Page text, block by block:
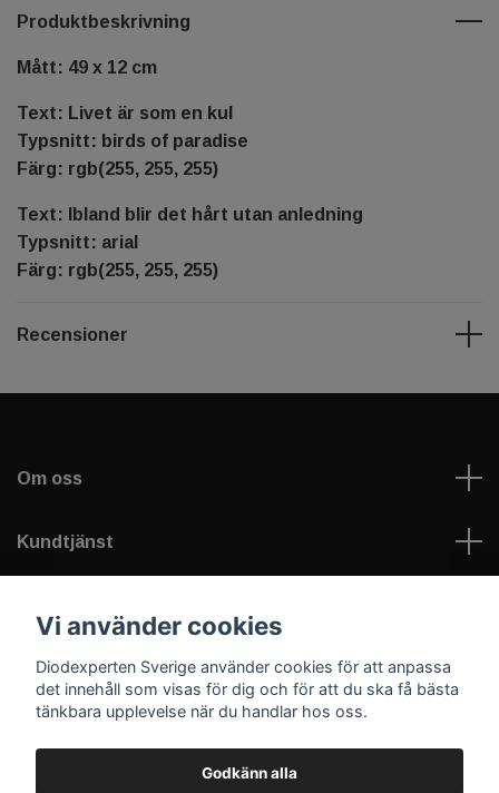
Produktbeskrivning
Mått: 49 x 12 cm
Text: Livet är som en kul
Typsnitt: birds of paradise
Färg: rgb(255, 255, 255)
Text: Ibland blir det hårt utan anledning
Typsnitt: arial
Färg: rgb(255, 255, 255)
Recensioner
Om oss
Kundtjänst
Sociala medier
Vi använder cookies
Diodexperten Sverige använder cookies för att anpassa
det innehåll som visas för dig och för att du ska få bästa
tänkbara upplevelse när du handlar hos oss.
Godkänn alla